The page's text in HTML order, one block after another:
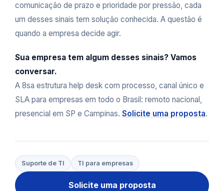
comunicação de prazo e prioridade por pressão, cada
um desses sinais tem solução conhecida. A questão é
quando a empresa decide agir.
Sua empresa tem algum desses sinais? Vamos
conversar.
A 8sa estrutura help desk com processo, canal único e
SLA para empresas em todo o Brasil: remoto nacional,
presencial em SP e Campinas. Solicite uma proposta.
Suporte de TI TI para empresas
Solicite uma proposta